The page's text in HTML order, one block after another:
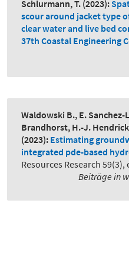
Schlurmann, T. (2023):
scour around jacket type
clear water and live bed
37th Coastal Engineering
Waldowski B., E. Sanchez-
Brandhorst, H.-J.
(2023): Estimating
integrated pde-based
Resources Research 59(3),
Beiträge in